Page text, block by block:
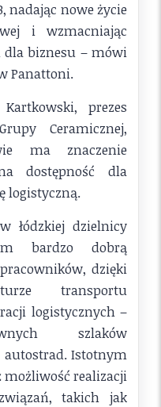
nadając nowe życie
i wzmacniając
dla biznesu – mówi
Panattoni.
prezes
Ceramicznej,
ma znaczenie
dostępność dla
logistyczną.
łódzkiej dzielnicy
bardzo dobrą
dzięki
transportu
logistycznych –
szlaków
Istotnym
realizacji
takich jak